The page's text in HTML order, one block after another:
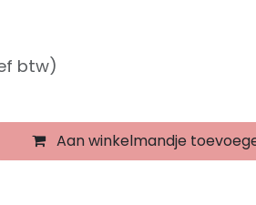
btw)
Aan winkelmandje